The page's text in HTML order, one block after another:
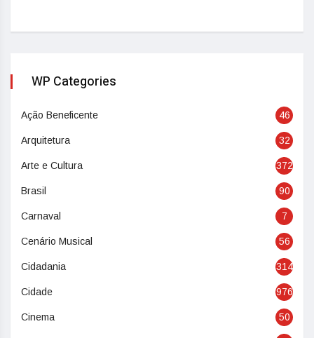
WP Categories
Ação Beneficente 46
Arquitetura 32
Arte e Cultura 372
Brasil 90
Carnaval 7
Cenário Musical 56
Cidadania 314
Cidade 976
Cinema 50